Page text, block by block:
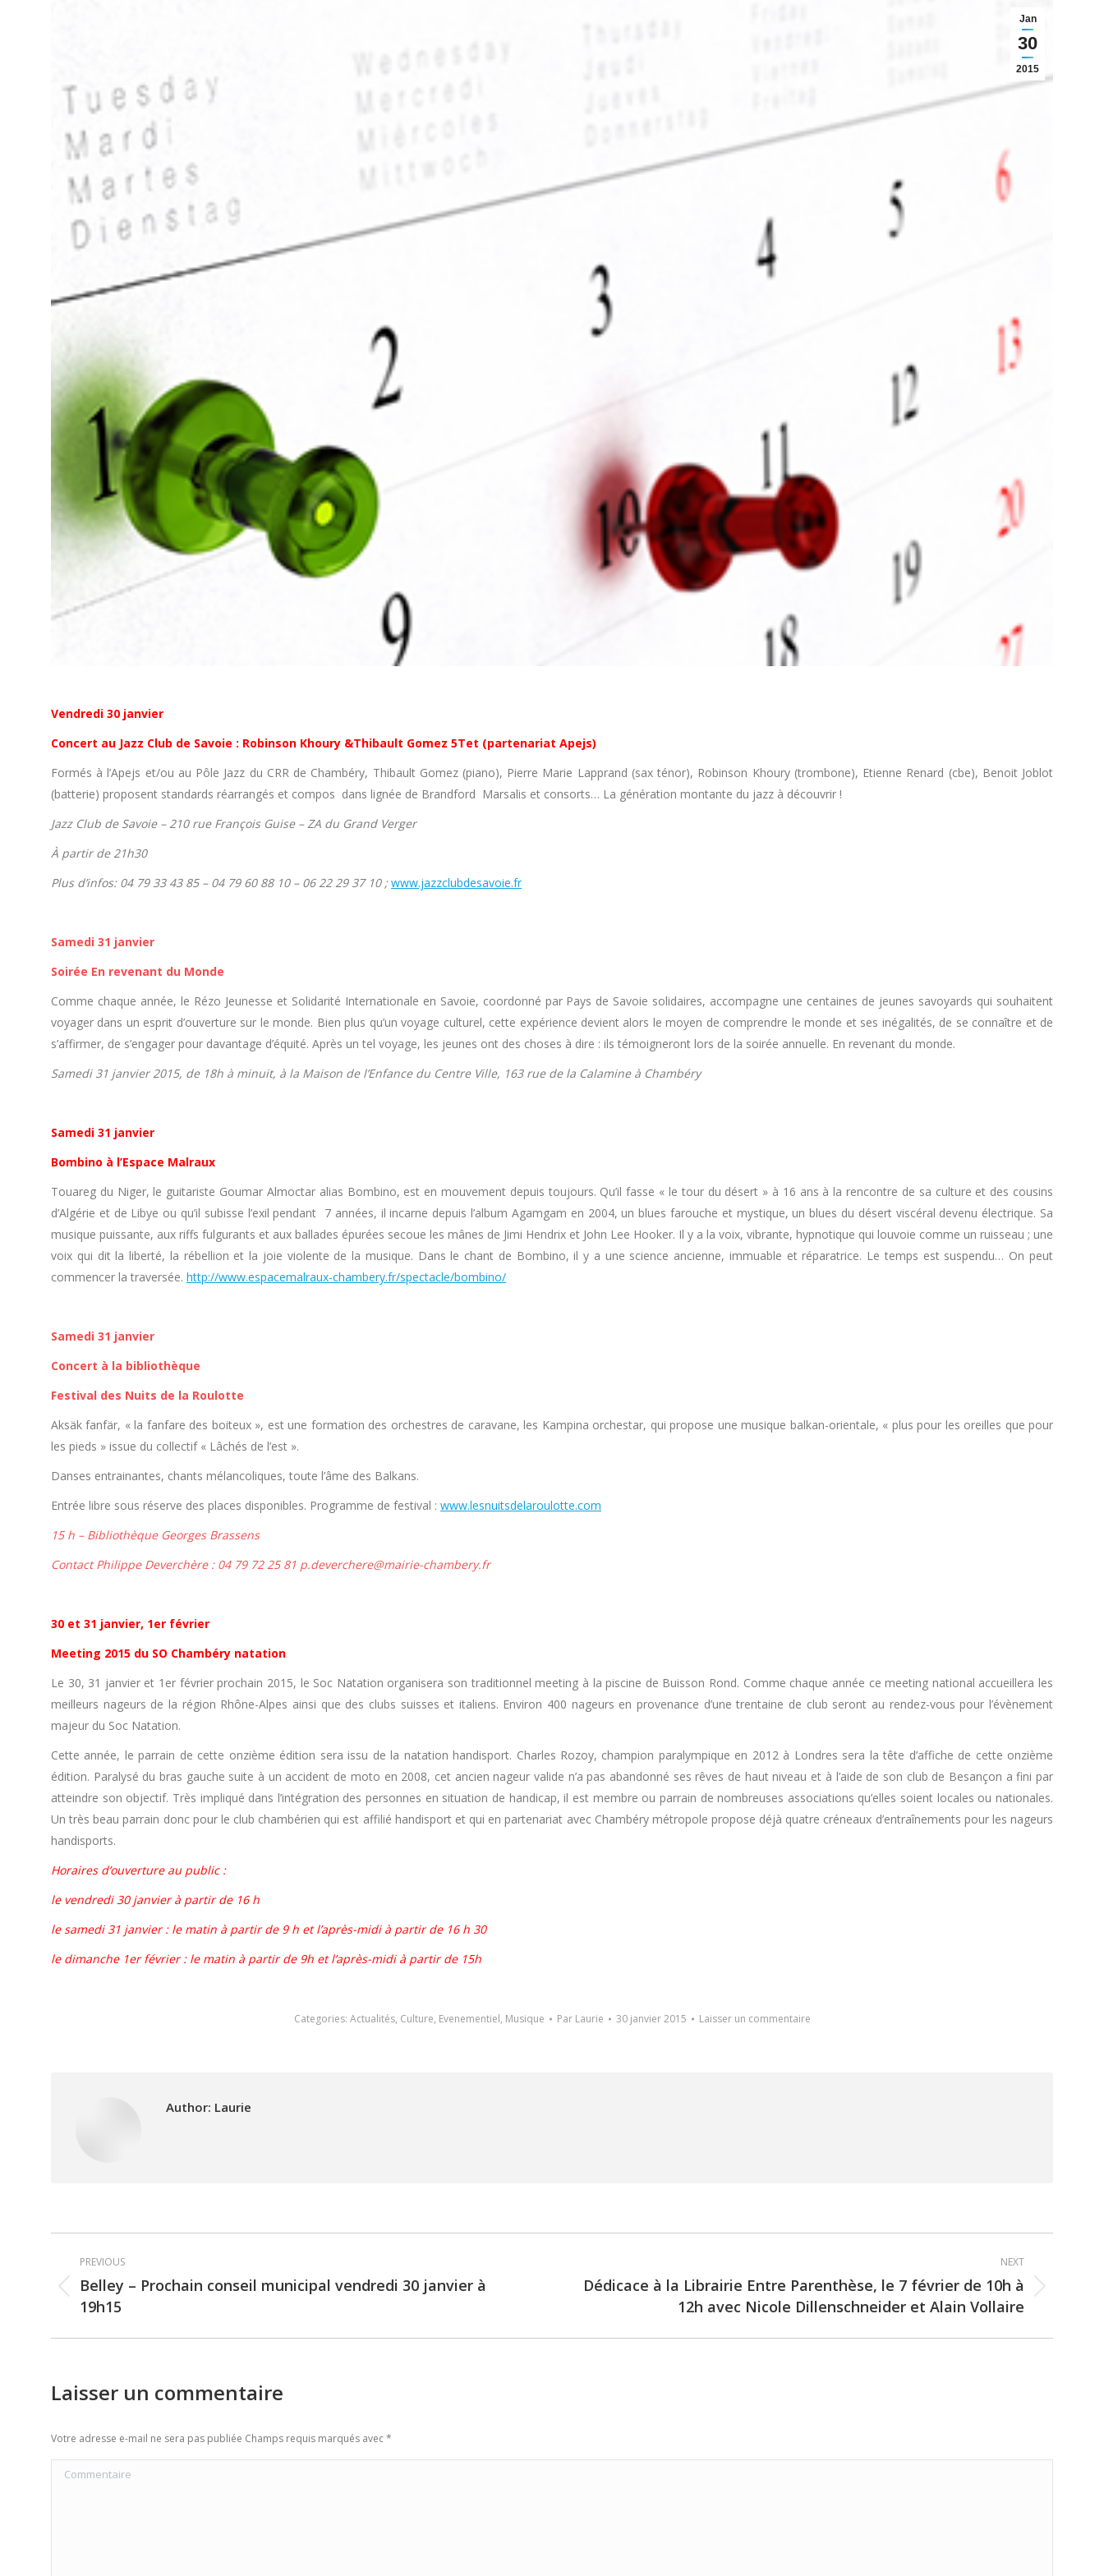
Jan
30
2015
Vendredi 30 janvier
Concert au Jazz Club de Savoie : Robinson Khoury &Thibault Gomez 5Tet (partenariat Apejs)
Formés à l’Apejs et/ou au Pôle Jazz du CRR de Chambéry, Thibault Gomez (piano), Pierre Marie Lapprand (sax ténor), Robinson Khoury (trombone), Etienne Renard (cbe), Benoit Joblot
(batterie) proposent standards réarrangés et compos dans lignée de Brandford Marsalis et consorts… La génération montante du jazz à découvrir !
Jazz Club de Savoie – 210 rue François Guise – ZA du Grand Verger
À partir de 21h30
Plus d’infos: 04 79 33 43 85 – 04 79 60 88 10 – 06 22 29 37 10 ; www.jazzclubdesavoie.fr
Samedi 31 janvier
Soirée En revenant du Monde
Comme chaque année, le Rézo Jeunesse et Solidarité Internationale en Savoie, coordonné par Pays de Savoie solidaires, accompagne une centaines de jeunes savoyards qui souhaitent
voyager dans un esprit d’ouverture sur le monde. Bien plus qu’un voyage culturel, cette expérience devient alors le moyen de comprendre le monde et ses inégalités, de se connaître et de
s’affirmer, de s’engager pour davantage d’équité. Après un tel voyage, les jeunes ont des choses à dire : ils témoigneront lors de la soirée annuelle. En revenant du monde.
Samedi 31 janvier 2015, de 18h à minuit, à la Maison de l’Enfance du Centre Ville, 163 rue de la Calamine à Chambéry
Samedi 31 janvier
Bombino à l’Espace Malraux
Touareg du Niger, le guitariste Goumar Almoctar alias Bombino, est en mouvement depuis toujours. Qu’il fasse « le tour du désert » à 16 ans à la rencontre de sa culture et des cousins
d’Algérie et de Libye ou qu’il subisse l’exil pendant 7 années, il incarne depuis l’album Agamgam en 2004, un blues farouche et mystique, un blues du désert viscéral devenu électrique. Sa
musique puissante, aux riffs fulgurants et aux ballades épurées secoue les mânes de Jimi Hendrix et John Lee Hooker. Il y a la voix, vibrante, hypnotique qui louvoie comme un ruisseau ; une
voix qui dit la liberté, la rébellion et la joie violente de la musique. Dans le chant de Bombino, il y a une science ancienne, immuable et réparatrice. Le temps est suspendu… On peut
commencer la traversée. http://www.espacemalraux-chambery.fr/spectacle/bombino/
Samedi 31 janvier
Concert à la bibliothèque
Festival des Nuits de la Roulotte
Aksäk fanfär, « la fanfare des boiteux », est une formation des orchestres de caravane, les Kampina orchestar, qui propose une musique balkan-orientale, « plus pour les oreilles que pour
les pieds » issue du collectif « Lâchés de l’est ».
Danses entrainantes, chants mélancoliques, toute l’âme des Balkans.
Entrée libre sous réserve des places disponibles. Programme de festival : www.lesnuitsdelaroulotte.com
15 h – Bibliothèque Georges Brassens
Contact Philippe Deverchère : 04 79 72 25 81 p.deverchere@mairie-chambery.fr
30 et 31 janvier, 1er février
Meeting 2015 du SO Chambéry natation
Le 30, 31 janvier et 1er février prochain 2015, le Soc Natation organisera son traditionnel meeting à la piscine de Buisson Rond. Comme chaque année ce meeting national accueillera les
meilleurs nageurs de la région Rhône-Alpes ainsi que des clubs suisses et italiens. Environ 400 nageurs en provenance d’une trentaine de club seront au rendez-vous pour l’évènement
majeur du Soc Natation.
Cette année, le parrain de cette onzième édition sera issu de la natation handisport. Charles Rozoy, champion paralympique en 2012 à Londres sera la tête d’affiche de cette onzième
édition. Paralysé du bras gauche suite à un accident de moto en 2008, cet ancien nageur valide n’a pas abandonné ses rêves de haut niveau et à l’aide de son club de Besançon a fini par
atteindre son objectif. Très impliqué dans l’intégration des personnes en situation de handicap, il est membre ou parrain de nombreuses associations qu’elles soient locales ou nationales.
Un très beau parrain donc pour le club chambérien qui est affilié handisport et qui en partenariat avec Chambéry métropole propose déjà quatre créneaux d’entraînements pour les nageurs
handisports.
Horaires d’ouverture au public :
le vendredi 30 janvier à partir de 16 h
le samedi 31 janvier : le matin à partir de 9 h et l’après-midi à partir de 16 h 30
le dimanche 1er février : le matin à partir de 9h et l’après-midi à partir de 15h
Categories: Actualités, Culture, Evenementiel, Musique Par Laurie 30 janvier 2015 Laisser un commentaire
Author: Laurie
Post
navigation
PREVIOUS
Previous
post:
Belley – Prochain conseil municipal vendredi 30 janvier à
19h15
NEXT
Next
Dédicace à la Librairie Entre Parenthèse, le 7 février de 10h à
12h avec Nicole Dillenschneider et Alain Vollaire
Laisser un commentaire
Votre adresse e-mail ne sera pas publiée Champs requis marqués avec*
Commentaire